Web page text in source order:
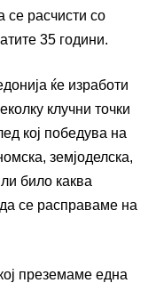
се расчисти со
35 години.
ќе изработи
клучни точки
кој победува на
земјоделска,
било каква
се расправаме на
преземаме една